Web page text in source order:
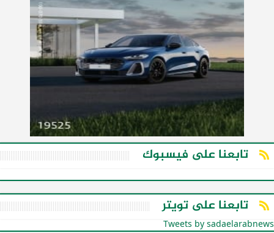
تابعنا على فيسبوك
تابعنا على تويتر
Tweets by sadaelarabnews